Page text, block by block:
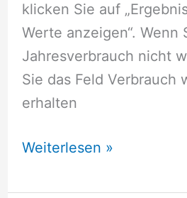
klicken Sie auf
Werte anzeigen“. Wenn
Jahresverbrauch nicht
Sie das Feld Verbrauch
erhalten
Stromversorger
Weiterlesen »